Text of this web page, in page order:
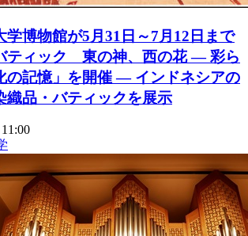
学博物館が5月31日～7月12日まで
ティック 東の神、西の花 ― 彩ら
の記憶」を開催 ― インドネシアの
織品・バティックを展示